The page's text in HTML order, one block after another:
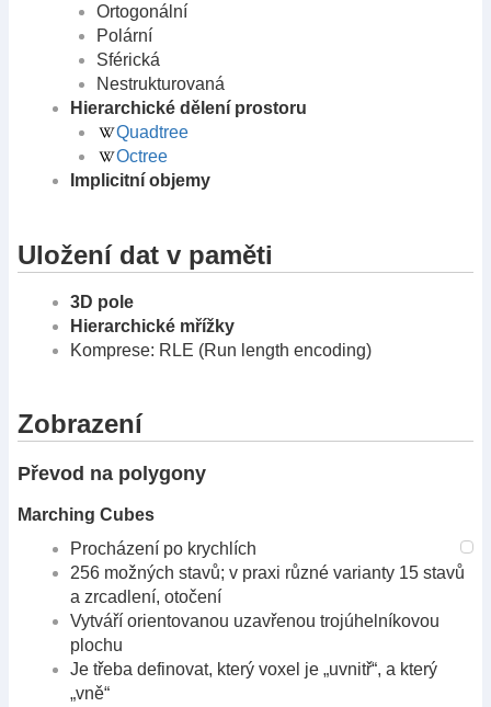
Ortogonální
Polární
Sférická
Nestrukturovaná
Hierarchické dělení prostoru
Quadtree
Octree
Implicitní objemy
Uložení dat v paměti
3D pole
Hierarchické mřížky
Komprese: RLE (Run length encoding)
Zobrazení
Převod na polygony
Marching Cubes
Procházení po krychlích
256 možných stavů; v praxi různé varianty 15 stavů
a zrcadlení, otočení
Vytváří orientovanou uzavřenou trojúhelníkovou
plochu
Je třeba definovat, který voxel je „uvnitř“, a který
„vně“